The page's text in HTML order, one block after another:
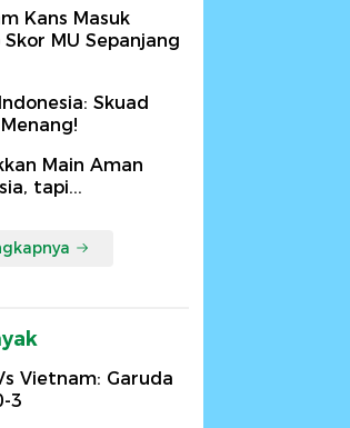
Kans Masuk
MU Sepanjang
Skuad
Main Aman
tapi...
Vietnam: Garuda
3